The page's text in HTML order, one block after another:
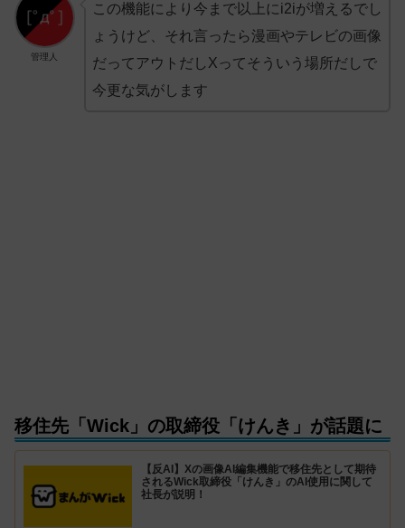
管理人
この機能により今まで以上にi2iが増えるでし
ょうけど、それ言ったら漫画やテレビの画像
だってアウトだしXってそういう場所だしで
今更な気がします
移住先「Wick」の取締役「けんき」が話題に
【反AI】Xの画像AI編集機能で移住先として期待
されるWick取締役「けんき」のAI使用に関して
社長が説明！